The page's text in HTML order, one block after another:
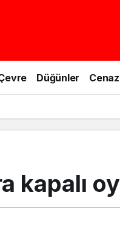
Düğünler
kapalı